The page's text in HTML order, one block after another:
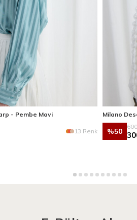
- Pembe Mavi
13 Renk
Milano
%50